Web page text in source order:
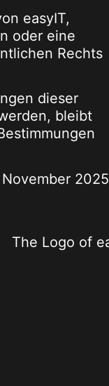
easyIT,
oder eine
Rechts
dieser
bleibt
2025